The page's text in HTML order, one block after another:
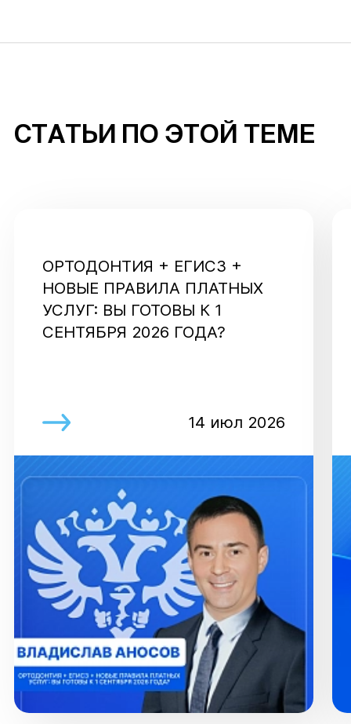
СТАТЬИ ПО ЭТОЙ ТЕМЕ
ОРТОДОНТИЯ + ЕГИСЗ +
НОВЫЕ ПРАВИЛА ПЛАТНЫХ
УСЛУГ: ВЫ ГОТОВЫ К 1
СЕНТЯБРЯ 2026 ГОДА?
14 июл 2026